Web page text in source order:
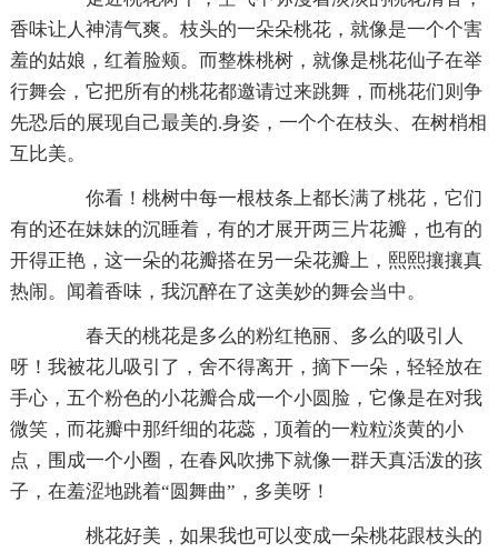
香味让人神清气爽。枝头的一朵朵桃花，就像是一个个害
羞的姑娘，红着脸颊。而整株桃树，就像是桃花仙子在举
行舞会，它把所有的桃花都邀请过来跳舞，而桃花们则争
先恐后的展现自己最美的.身姿，一个个在枝头、在树梢相
互比美。
你看！桃树中每一根枝条上都长满了桃花，它们
有的还在妹妹的沉睡着，有的才展开两三片花瓣，也有的
开得正艳，这一朵的花瓣搭在另一朵花瓣上，熙熙攘攘真
热闹。闻着香味，我沉醉在了这美妙的舞会当中。
春天的桃花是多么的粉红艳丽、多么的吸引人
呀！我被花儿吸引了，舍不得离开，摘下一朵，轻轻放在
手心，五个粉色的小花瓣合成一个小圆脸，它像是在对我
微笑，而花瓣中那纤细的花蕊，顶着的一粒粒淡黄的小
点，围成一个小圈，在春风吹拂下就像一群天真活泼的孩
子，在羞涩地跳着“圆舞曲”，多美呀！
桃花好美，如果我也可以变成一朵桃花跟枝头的